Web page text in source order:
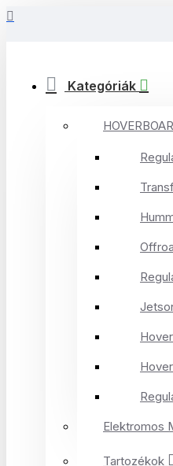
Kategóriák
Elektromos
Tartozékok